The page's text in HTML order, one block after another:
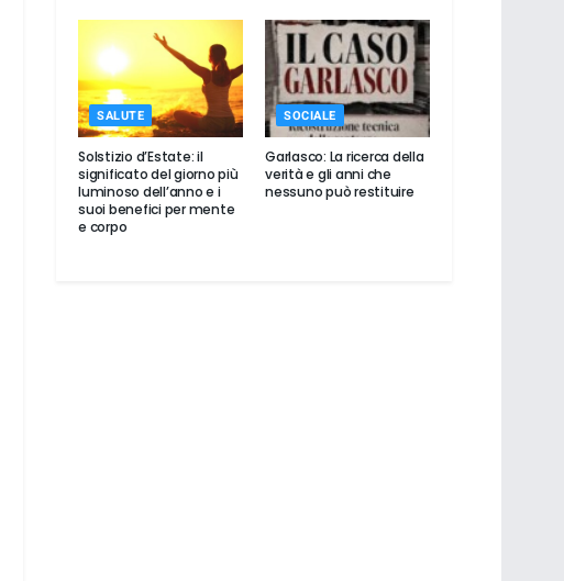
SALUTE
Solstizio d’Estate: il
significato del giorno più
luminoso dell’anno e i
suoi benefici per mente
e corpo
SOCIALE
Garlasco: La ricerca della
verità e gli anni che
nessuno può restituire